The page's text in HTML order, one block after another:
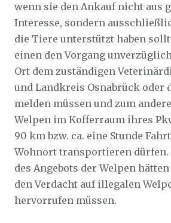
wenn sie den Ankauf nicht aus
Interesse, sondern
die Tiere unterstützt haben
einen den Vorgang
Ort dem zuständigen
und Landkreis Osnabrück oder
melden müssen und zum
Welpen im Kofferraum ihres
90 km bzw. ca. eine Stunde
Wohnort transportieren dürfen.
des Angebots der Welpen
den Verdacht auf illegalen
hervorrufen müssen.